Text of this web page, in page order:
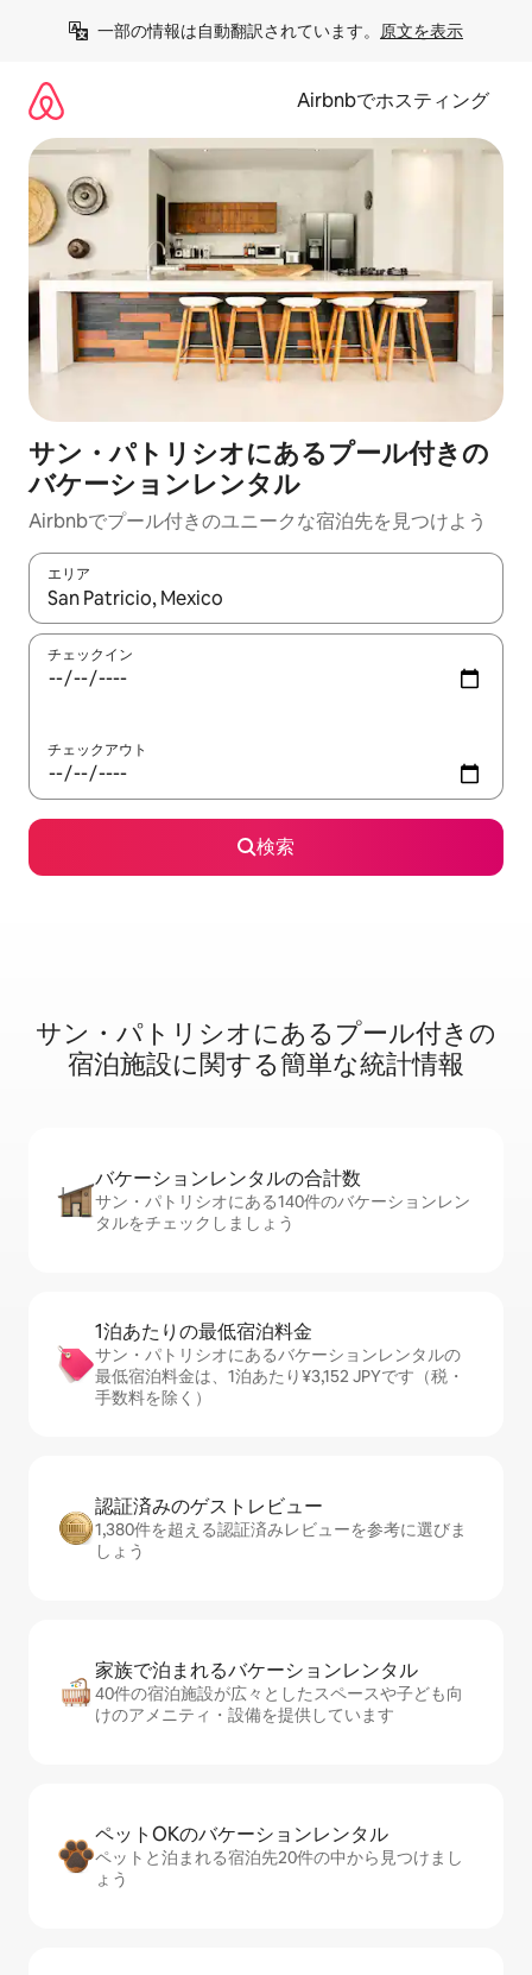
一部の情報は自動翻訳されています。 原文を表示
Airbnbでホスティング
サン・パトリシオにあるプール付きの
バケーションレンタル
Airbnbでプール付きのユニークな宿泊先を見つけよう
エリア
検索結果が表示されたら、上下の矢印キーを使って移動するか
チェックイン
チェックアウト
検索
サン・パトリシオに⁠あ⁠るプ⁠ー⁠ル⁠付⁠き⁠の
宿⁠泊⁠施⁠設⁠に関⁠す⁠る簡⁠単⁠な統⁠計⁠情⁠報
バケーションレ⁠ン⁠タ⁠ル⁠の合⁠計⁠数
サン・パトリシオにある140件のバケーションレン
タルをチェックしましょう
1泊あたりの最⁠低⁠宿⁠泊⁠料⁠金
サン・パトリシオにあるバケーションレンタルの
最低宿泊料金は、1泊あたり¥3,152 JPYです（税・
手数料を除く）
認証済みのゲ⁠ス⁠ト⁠レ⁠ビ⁠ュ⁠ー
1,380件を超える認証済みレビューを参考に選びま
しょう
家族で泊まれるバ⁠ケ⁠ー⁠シ⁠ョ⁠ンレ⁠ン⁠タ⁠ル
40件の宿泊施設が広々としたスペースや子ども向
けのアメニティ・設備を提供しています
ペットOKのバ⁠ケ⁠ー⁠シ⁠ョ⁠ンレ⁠ン⁠タ⁠ル
ペットと泊まれる宿泊先20件の中から見つけまし
ょう